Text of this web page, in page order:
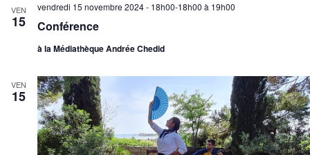
VEN
15 Conférence
vendredi 15 novembre 2024 - 18h00-18h00 à 19h00
à la Médiathèque Andrée Chedid
VEN
15